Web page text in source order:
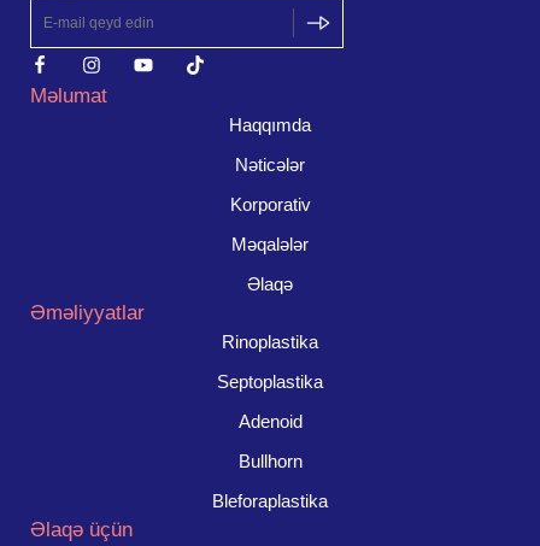
Məlumat
Haqqımda
Nəticələr
Korporativ
Məqalələr
Əlaqə
Əməliyyatlar
Rinoplastika
Septoplastika
Adenoid
Bullhorn
Bleforaplastika
Əlaqə üçün